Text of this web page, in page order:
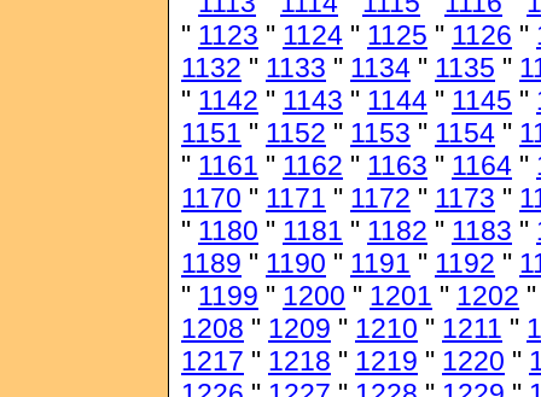
" 1123 " 1124 " 1125 " 1126 "
1132 " 1133 " 1134 " 1135 "
" 1142 " 1143 " 1144 " 1145 "
1151 " 1152 " 1153 " 1154 "
" 1161 " 1162 " 1163 " 1164 "
1170 " 1171 " 1172 " 1173 "
" 1180 " 1181 " 1182 " 1183 "
1189 " 1190 " 1191 " 1192 "
" 1199 " 1200 " 1201 " 1202
1208 " 1209 " 1210 " 1211 "
1217 " 1218 " 1219 " 1220 "